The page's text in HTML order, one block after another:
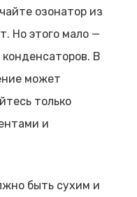
озонатор из
Но этого мало —
В
может
только
и
быть сухим и